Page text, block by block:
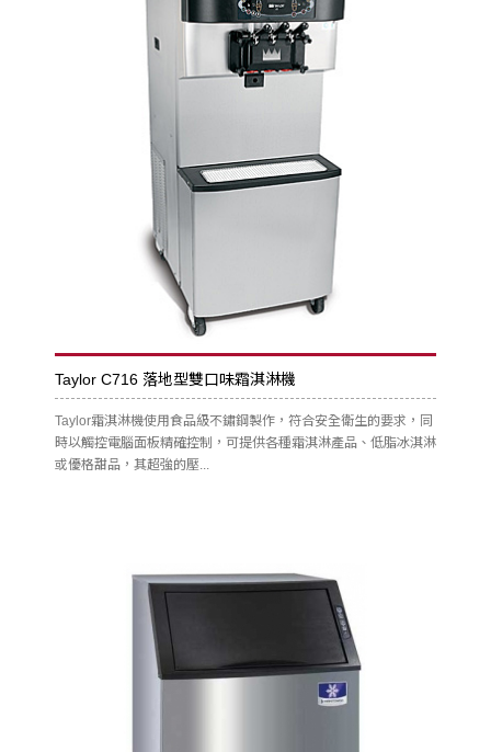
Taylor C716 落地型雙口味霜淇淋機
Taylor霜淇淋機使用食品級不鏽鋼製作，符合安全衛生的要求，同
時以觸控電腦面板精確控制，可提供各種霜淇淋產品、低脂冰淇淋
或優格甜品，其超強的壓...